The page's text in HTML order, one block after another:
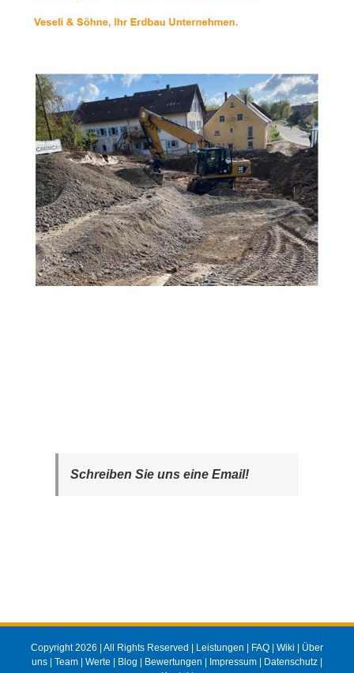
Schreiben Sie uns eine Email!
Copyright 2026 | All Rights Reserved | Leistungen | FAQ | Wiki | Über
uns | Team | Werte | Blog | Bewertungen | Impressum | Datenschutz |